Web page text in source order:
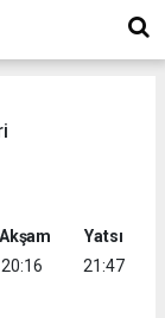
Akşam
20:16
Yatsı
21:47